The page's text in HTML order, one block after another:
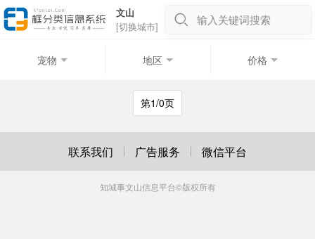
文山
[切换城市]
输入关键词搜索
宠物 地区 价格
第1/0页
联系我们 广告服务 微信平台
知城事文山信息平台©版权所有